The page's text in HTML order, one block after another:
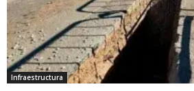
Infraestructura